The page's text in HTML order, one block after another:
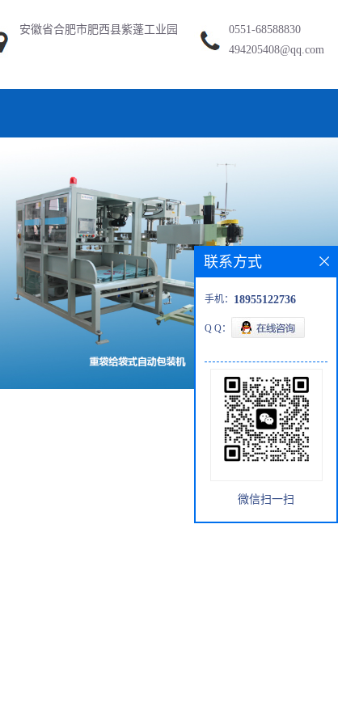
安徽省合肥市肥西县紫蓬工业园
0551-68588830
494205408@qq.com
联系方式
手机： 18955122736
Q Q：
微信扫一扫